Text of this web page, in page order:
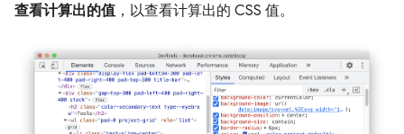
查看计算出的值，以查看计算出的 CSS 值。